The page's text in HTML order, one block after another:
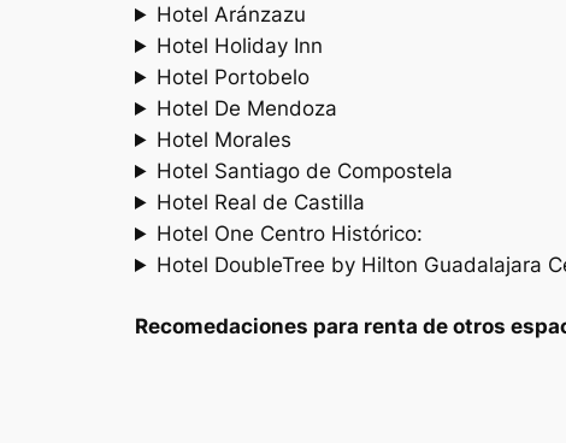
Hotel Aránzazu
Hotel Holiday Inn
Hotel Portobelo
Hotel De Mendoza
Hotel Morales
Hotel Santiago de Compostela
Hotel Real de Castilla
Hotel One Centro Histórico:
Hotel DoubleTree by Hilton Guadalajara
Recomedaciones para renta de otros